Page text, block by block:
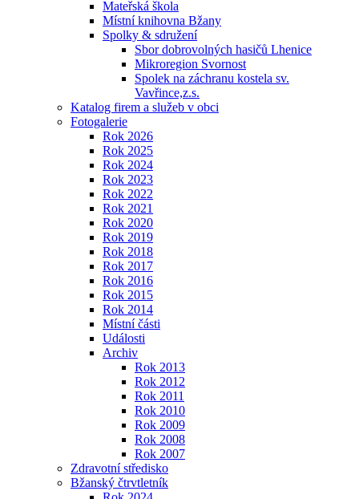
Mateřská škola
Místní knihovna Bžany
Spolky & sdružení
Sbor dobrovolných hasičů Lhenice
Mikroregion Svornost
Spolek na záchranu kostela sv.
Vavřince,z.s.
Katalog firem a služeb v obci
Fotogalerie
Rok 2026
Rok 2025
Rok 2024
Rok 2023
Rok 2022
Rok 2021
Rok 2020
Rok 2019
Rok 2018
Rok 2017
Rok 2016
Rok 2015
Rok 2014
Místní části
Události
Archiv
Rok 2013
Rok 2012
Rok 2011
Rok 2010
Rok 2009
Rok 2008
Rok 2007
Zdravotní středisko
Bžanský čtrvtletník